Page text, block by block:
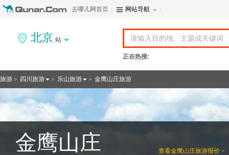
去哪儿网首页 网站导航
北京 站
正在热搜:
旅游 > 四川旅游 > 乐山旅游 > 金鹰山庄旅游
查看金鹰山庄旅游报价 >
金鹰山庄